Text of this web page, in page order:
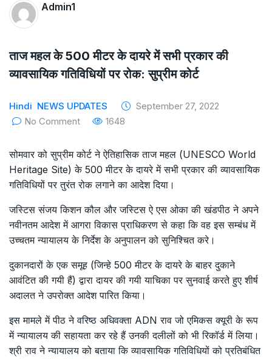
government on the petition of Congress leader
Rahul Gandhi in the defamation case
Legal Jobs: Associate Legal Counsel –
Sirion Gurugram, Haryana, India
International Legal Jobs: Researcher in
International Criminal Law, ASSER Institute
Admin1
ताज महल के 500 मीटर के दायरे में सभी प्रकार की
व्यावसायिक गतिविधियों पर रोक: सुप्रीम कोर्ट
Hindi NEWS UPDATES
September 27, 2022
No Comment
1648
सोमवार को सुप्रीम कोर्ट ने ऐतिहासिक ताज महल (UNESCO World
Heritage Site) के 500 मीटर के दायरे में सभी प्रकार की व्यावसायिक
गतिविधियों पर तुरंत रोक लगाने का आदेश दिया।
जस्टिस संजय किशन कौल और जस्टिस ऐ एस ओका की खंडपीठ ने अपने
नवीनतम आदेश में आगरा विकास प्राधिकरण से कहा कि वह इस सम्बंध में
उच्चतम न्यायालय के निर्देश के अनुपालन को सुनिश्चित करे।
दुकानदारों के एक समूह (जिन्हे 500 मीटर के दायरे के बाहर दुकाने
आवंटित की गयी हैं) द्वारा दायर की गयी याचिका पर सुनवाई करते हुए शीर्ष
अदालत ने उपरोक्त आदेश पारित किया।
इस मामले में पीठ ने वरिष्ठ अधिवक्ता ADN राव जो एमिकस क्यूरी के रूप
में न्यायालय की सहायता कर रहे हैं उनकी दलीलों को भी रिकॉर्ड में लिया।
श्री राव ने न्यायालय को बताया कि व्यावसायिक गतिविधियों को प्रतिबंधित